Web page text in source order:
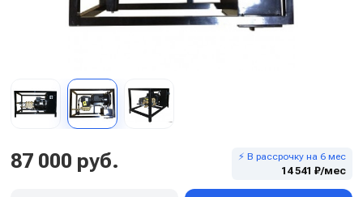
87 000 руб. ⚡ В рассрочку на 6 мес
14 541 ₽/мес